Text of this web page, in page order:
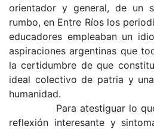
orientador y general, de un
rumbo, en Entre Ríos los
educadores em­pleaban un
aspiraciones argentinas que
la certi­dumbre de que
ideal colectivo de patria y
humanidad.
Para atestiguar lo que
re­flexión interesante y